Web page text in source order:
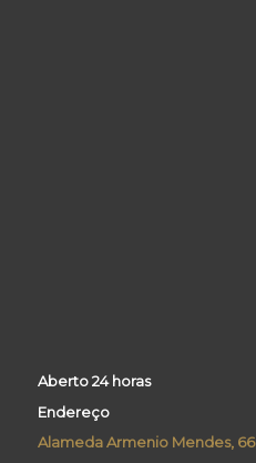
Aberto 24 horas
Endereço
Alameda Armenio Mendes, 66